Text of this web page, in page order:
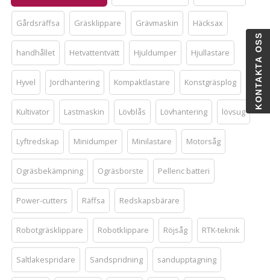
Gårdsräffsa Gräsklippare Grävmaskin Häcksax
handhållet Hetvattentvätt Hjuldumper Hjullastare
Hyvel Jordhantering Kompaktlastare Konstgräsplog
Kultivator Lastmaskin Lövblås Lövhantering lövsug
Lyftredskap Minidumper Minilastare Motorsåg
Ogräsbekämpning Ogräsborste Pellenc batteri
Power-cutters Räffsa Redskapsbärare
Robotgräsklippare Robotklippare Röjsåg RTK-teknik
Saltlakespridare Sandspridning sandupptagning
KONTAKTA OSS